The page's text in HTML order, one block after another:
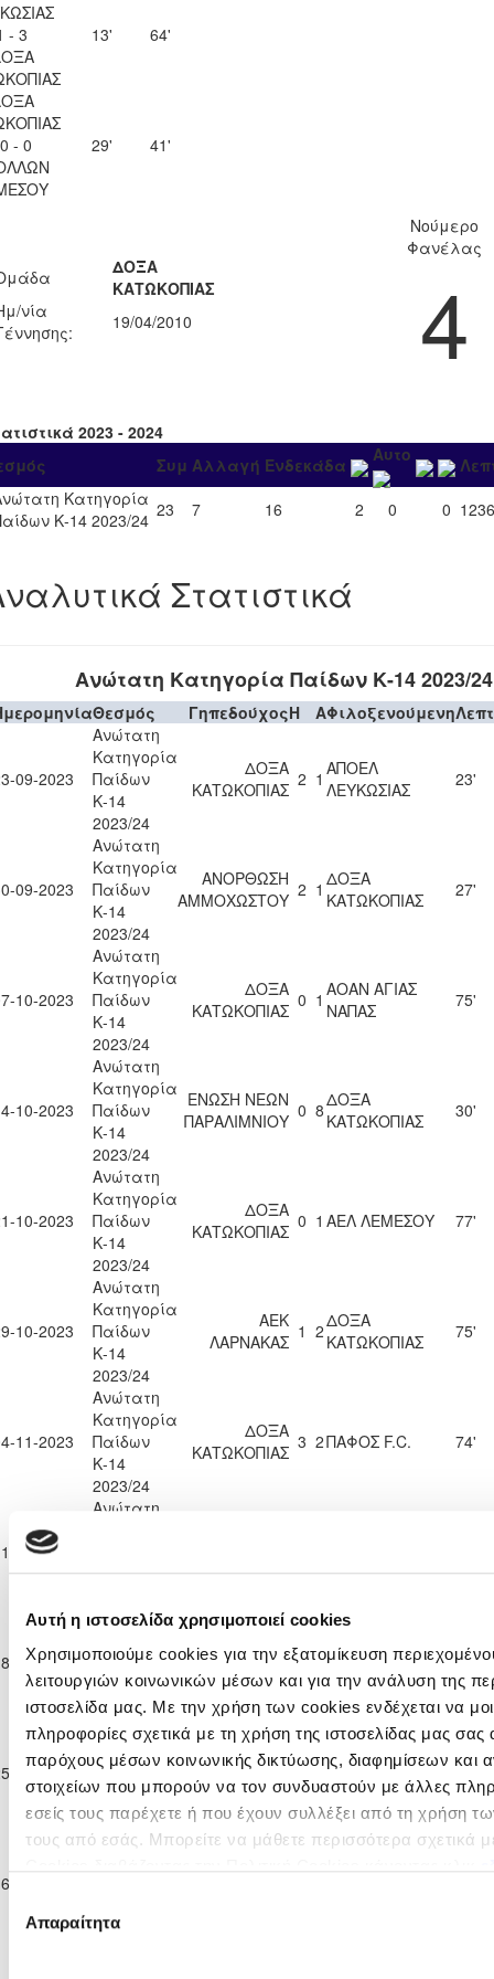
Αυτή η ιστοσελίδα χρησιμοποιεί cookies
Χρησιμοποιούμε cookies για την εξατομίκευση
λειτουργιών κοινωνικών μέσων και για την ανάλυση της
ιστοσελίδα μας. Με την χρήση των cookies ενδέχεται να
πληροφορίες σχετικά με τη χρήση της ιστοσελίδας μας
παρόχους μέσων κοινωνικής δικτύωσης, διαφημίσεων και
στοιχείων που μπορούν να τον συνδυαστούν με άλλες
εσείς τους παρέχετε ή που έχουν συλλέξει από τη χρήση
τους από εσάς. Μπορείτε να μάθετε περισσότερα σχετικά
συγκατάθεσης
Απαραίτητα
- 3
13' 64'
- 0
29' 41'
ΔΟΞΑ
ΚΑΤΩΚΟΠΙΑΣ
νία
19/04/2010
Νούμερο
Φανέλας
4
2023 - 2024
Συμ Αλλαγή Ενδεκάδα Αυτο
Κατηγορία
Κ-14 2023/24 23 7 16 2 0 0 1236
Στατιστικά
Ανώτατη Κατηγορία Παίδων Κ-14 2023/24
Θεσμός ΓηπεδούχοςH AΦιλοξενούμενη
09-2023
Ανώτατη
Κατηγορία
Παίδων
Κ-14
2023/24
ΔΟΞΑ
ΚΑΤΩΚΟΠΙΑΣ 2 1 ΑΠΟΕΛ
ΛΕΥΚΩΣΙΑΣ
23'
09-2023
Ανώτατη
Κατηγορία
Παίδων
Κ-14
2023/24
ΑΝΟΡΘΩΣΗ
ΑΜΜΟΧΩΣΤΟΥ 2 1 ΔΟΞΑ
ΚΑΤΩΚΟΠΙΑΣ
27'
10-2023
Ανώτατη
Κατηγορία
Παίδων
Κ-14
2023/24
ΔΟΞΑ
ΚΑΤΩΚΟΠΙΑΣ 0 1 ΑΟΑΝ ΑΓΙΑΣ
ΝΑΠΑΣ
75'
10-2023
Ανώτατη
Κατηγορία
Παίδων
Κ-14
2023/24
ΕΝΩΣΗ ΝΕΩΝ
ΠΑΡΑΛΙΜΝΙΟΥ 0 8ΔΟΞΑ
ΚΑΤΩΚΟΠΙΑΣ
30'
10-2023
Ανώτατη
Κατηγορία
Παίδων
Κ-14
2023/24
ΔΟΞΑ
ΚΑΤΩΚΟΠΙΑΣ 0 1 ΑΕΛ ΛΕΜΕΣΟΥ 77'
10-2023
Ανώτατη
Κατηγορία
Παίδων
Κ-14
2023/24
ΑΕΚ
ΛΑΡΝΑΚΑΣ 1 2ΔΟΞΑ
ΚΑΤΩΚΟΠΙΑΣ
75'
11-2023
Ανώτατη
Κατηγορία
Παίδων
Κ-14
2023/24
ΔΟΞΑ
ΚΑΤΩΚΟΠΙΑΣ 3 2ΠΑΦΟΣ F.C. 74'
11-2023
Ανώτατη
Κ-14
11-2023
Ανώτατη
Παίδων
Κ-14
2023/24
ΚΑΡΜΙΩΤΙΣΣΑ
ΠΟΛΕΜΙΔΙΩΝ 2 3ΔΟΞΑ
ΚΑΤΩΚΟΠΙΑΣ
37'
11-2023
Ανώτατη
Κατηγορία
Παίδων
Κ-14
2023/24
ΔΟΞΑ
ΚΑΤΩΚΟΠΙΑΣ 1 3ΟΜΟΝΟΙΑ
ΛΕΥΚΩΣΙΑΣ
75'
12-2023
Ανώτατη
2023/24